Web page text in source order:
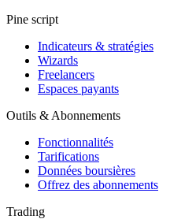
Pine script
Indicateurs & stratégies
Wizards
Freelancers
Espaces payants
Outils & Abonnements
Fonctionnalités
Tarifications
Données boursières
Offrez des abonnements
Trading